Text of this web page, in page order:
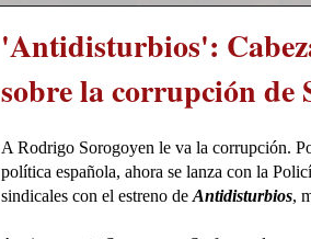
'Antidisturbios':
sobre la corrupción de
A Rodrigo Sorogoyen le va la corrupción.
política española, ahora se lanza con la
sindicales con el estreno de Antidisturbios,